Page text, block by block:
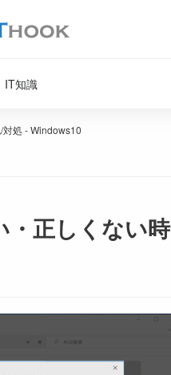
IT知識
処 - Windows10
・正しくない時